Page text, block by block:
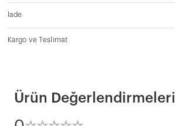
İade
Kargo ve Teslimat
Ürün Değerlendirmeleri